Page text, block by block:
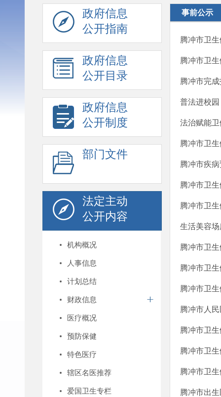
政府信息
公开指南
政府信息
公开目录
政府信息
公开制度
部门文件
法定主动
公开内容
机构概况
人事信息
计划总结
财政信息
医疗概况
预防保健
特色医疗
辖区名医推荐
爱国卫生专栏
事前公示
腾冲市卫
腾冲市卫
腾冲市完
普法进校
法治赋能
腾冲市卫
腾冲市疾
腾冲市卫
腾冲市卫
生活美容
腾冲市卫
腾冲市卫
腾冲市卫
腾冲市人
腾冲市卫
腾冲市卫
腾冲市卫
腾冲市出